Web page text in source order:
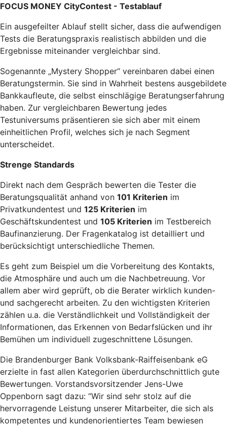
FOCUS MONEY CityContest - Testablauf
Ein ausgefeilter Ablauf stellt sicher, dass die aufwendigen
Tests die Beratungspraxis realistisch abbilden und die
Ergebnisse miteinander vergleichbar sind.
Sogenannte „Mystery Shopper“ vereinbaren dabei einen
Beratungstermin. Sie sind in Wahrheit bestens ausgebildete
Bankkaufleute, die selbst einschlägige Beratungserfahrung
haben. Zur vergleichbaren Bewertung jedes
Testuniversums präsentieren sie sich aber mit einem
einheitlichen Profil, welches sich je nach Segment
unterscheidet.
Strenge Standards
Direkt nach dem Gespräch bewerten die Tester die
Beratungsqualität anhand von 101 Kriterien im
Privatkundentest und 125 Kriterien im
Geschäftskundentest und 105 Kriterien im Testbereich
Baufinanzierung. Der Fragenkatalog ist detailliert und
berücksichtigt unterschiedliche Themen.
Es geht zum Beispiel um die Vorbereitung des Kontakts,
die Atmosphäre und auch um die Nachbetreuung. Vor
allem aber wird geprüft, ob die Berater wirklich kunden-
und sachgerecht arbeiten. Zu den wichtigsten Kriterien
zählen u.a. die Verständlichkeit und Vollständigkeit der
Informationen, das Erkennen von Bedarfslücken und ihr
Bemühen um individuell zugeschnittene Lösungen.
Die Brandenburger Bank Volksbank-Raiffeisenbank eG
erzielte in fast allen Kategorien überdurchschnittlich gute
Bewertungen. Vorstandsvorsitzender Jens-Uwe
Oppenborn sagt dazu: “Wir sind sehr stolz auf die
hervorragende Leistung unserer Mitarbeiter, die sich als
kompetentes und kundenorientiertes Team bewiesen